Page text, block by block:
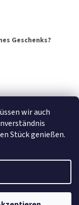
wir auch
Stück genießen.
Geschenks?